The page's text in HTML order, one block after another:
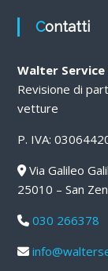
Contatti
Walter Service
Revisione di
vetture
P. IVA:
Via Galileo
25010 – San
030 266378